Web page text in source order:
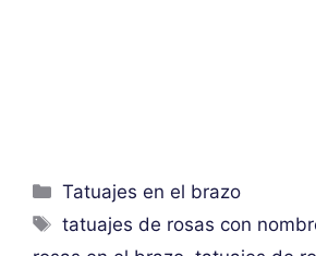
Categorías
Tatuajes en el brazo
Etiquetas
tatuajes de rosas con